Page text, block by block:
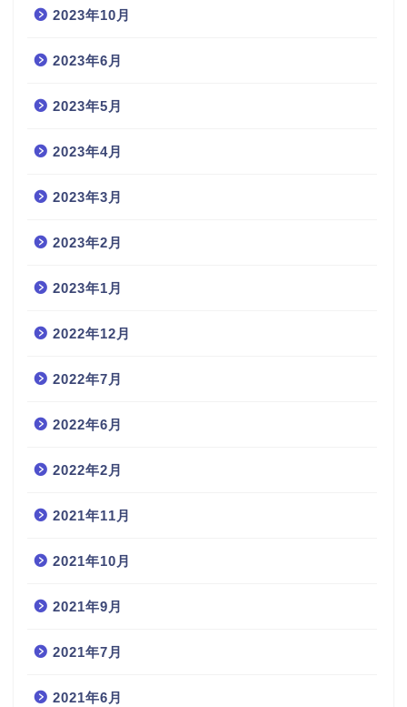
2023年10月
2023年6月
2023年5月
2023年4月
2023年3月
2023年2月
2023年1月
2022年12月
2022年7月
2022年6月
2022年2月
2021年11月
2021年10月
2021年9月
2021年7月
2021年6月